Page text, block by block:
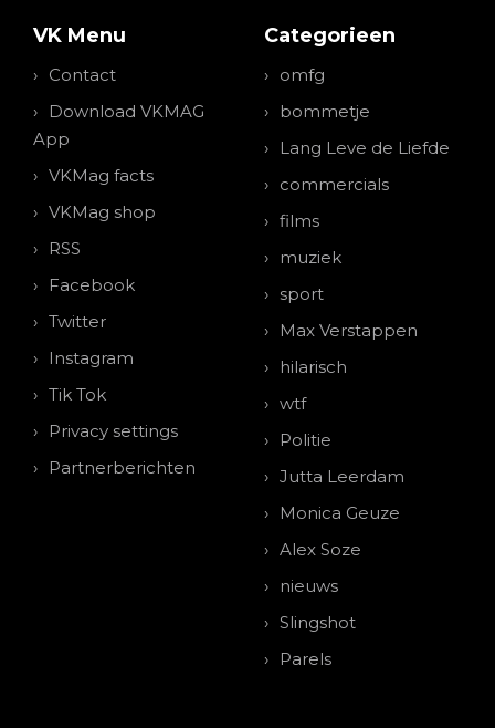
VK Menu
Contact
Download VKMAG
App
VKMag facts
VKMag shop
RSS
Facebook
Twitter
Instagram
Tik Tok
Privacy settings
Partnerberichten
Categorieen
omfg
bommetje
Lang Leve de Liefde
commercials
films
muziek
sport
Max Verstappen
hilarisch
wtf
Politie
Jutta Leerdam
Monica Geuze
Alex Soze
nieuws
Slingshot
Parels